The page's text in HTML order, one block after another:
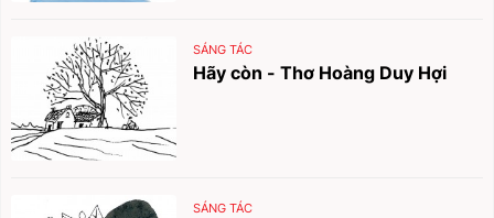
SÁNG TÁC
Hãy còn - Thơ Hoàng Duy Hợi
SÁNG TÁC